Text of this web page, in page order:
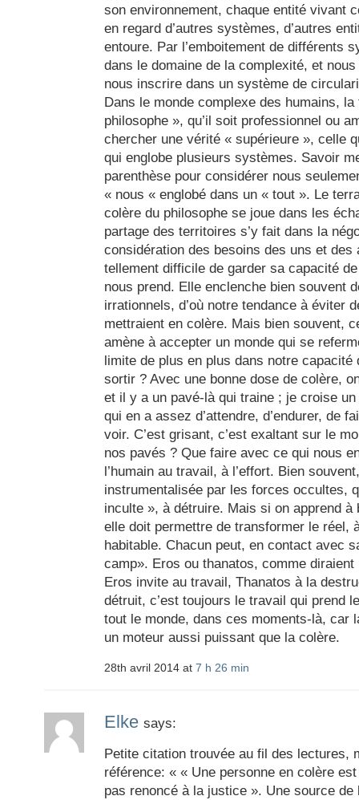
son environnement, chaque entité vivant
en regard d’autres systèmes, d’autres
entoure. Par l’emboitement de différents
dans le domaine de la complexité, et
nous inscrire dans un système de
Dans le monde complexe des humains,
philosophe », qu’il soit professionnel ou
chercher une vérité « supérieure », celle
qui englobe plusieurs systèmes. Savoir
parenthèse pour considérer nous
« nous « englobé dans un « tout ». Le
colère du philosophe se joue dans les
partage des territoires s’y fait dans la
considération des besoins des uns et
tellement difficile de garder sa capacité
nous prend. Elle enclenche bien souvent
irrationnels, d’où notre tendance à éviter
mettraient en colère. Mais bien souvent,
amène à accepter un monde qui se
limite de plus en plus dans notre capacité
sortir ? Avec une bonne dose de colère,
et il y a un pavé-là qui traine ; je croise
qui en a assez d’attendre, d’endurer, de
voir. C’est grisant, c’est exaltant sur le
nos pavés ? Que faire avec ce qui nous
l’humain au travail, à l’effort. Bien
instrumentalisée par les forces occultes,
inculte », à détruire. Mais si on apprend
elle doit permettre de transformer le réel,
habitable. Chacun peut, en contact avec
camp». Eros ou thanatos, comme
Eros invite au travail, Thanatos à la
détruit, c’est toujours le travail qui prend
tout le monde, dans ces moments-là, car
un moteur aussi puissant que la colère.
28th avril 2014 at 7 h 26 min
Elke says:
Petite citation trouvée au fil des lectures,
référence: « « Une personne en colère est
pas renoncé à la justice ». Une source de